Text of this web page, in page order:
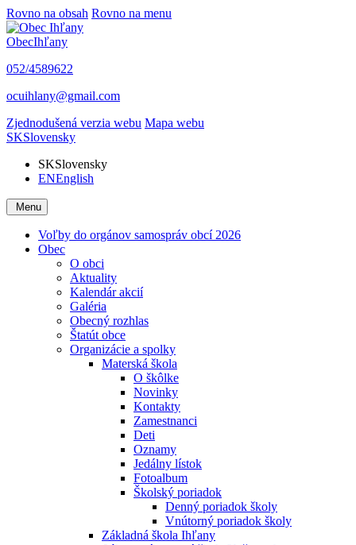
Rovno na obsah Rovno na menu
ObecIhľany
052/4589622
ocuihlany@gmail.com
Zjednodušená verzia webu Mapa webu
SKSlovensky
SKSlovensky
ENEnglish
Menu
Voľby do orgánov samospráv obcí 2026
Obec
O obci
Aktuality
Kalendár akcií
Galéria
Obecný rozhlas
Štatút obce
Organizácie a spolky
Materská škola
O škôlke
Novinky
Kontakty
Zamestnanci
Deti
Oznamy
Jedálny lístok
Fotoalbum
Školský poriadok
Denný poriadok školy
Vnútorný poriadok školy
Základná škola Ihľany